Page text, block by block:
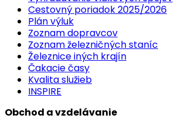
Cestovný poriadok 2025/2026
Plán výluk
Zoznam dopravcov
Zoznam železničných staníc
Železnice iných krajín
Čakacie časy
Kvalita služieb
INSPIRE
Obchod a vzdelávanie